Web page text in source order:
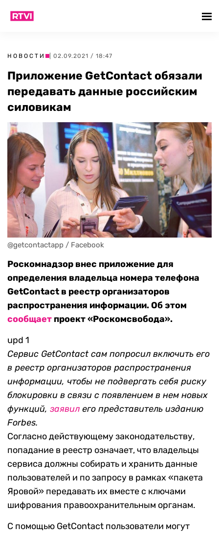
НОВОСТИ | 02.09.2021 / 18:47
Приложение GetContact обязали
передавать данные российским
силовикам
@getcontactapp / Facebook
Роскомнадзор внес приложение для
определения владельца номера телефона
GetContact в реестр организаторов
распространения информации. Об этом
сообщает проект «Роскомсвобода».
upd 1
Сервис GetContact сам попросил включить его
в реестр организаторов распространения
информации, чтобы не подвергать себя риску
блокировки в связи с появлением в нем новых
функций, заявил его представитель изданию
Forbes.
Согласно действующему законодательству,
попадание в реестр означает, что владельцы
сервиса должны собирать и хранить данные
пользователей и по запросу в рамках «пакета
Яровой» передавать их вместе с ключами
шифрования правоохранительным органам.
С помощью GetContact пользователи могут